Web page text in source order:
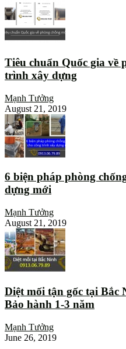
Tiêu chuẩn Quốc gia về
trình xây dựng
Mạnh Tưởng
August 21, 2019
6 biện pháp phòng
dựng mới
Mạnh Tưởng
August 21, 2019
Diệt mối tận gốc tại Bắc
Bảo hành 1-3 năm
Mạnh Tưởng
June 26, 2019